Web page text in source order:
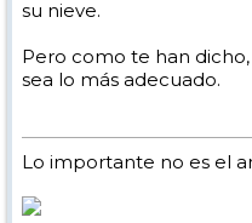
su nieve.
Pero como te han
sea lo más adecuado.
Lo importante no es el